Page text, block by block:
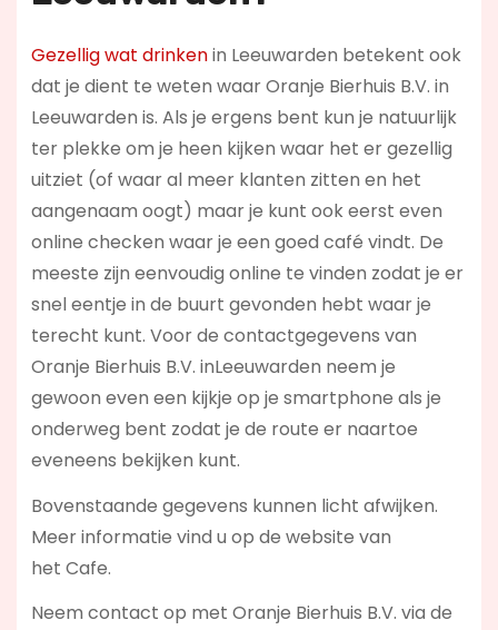
Gezellig wat drinkenin Leeuwarden betekent ook
dat je dient te weten waar Oranje Bierhuis B.V. in
Leeuwarden is. Als je ergens bent kun je natuurlijk
ter plekke om je heen kijken waar het er gezellig
uitziet (of waar al meer klanten zitten en het
aangenaam oogt) maar je kunt ook eerst even
online checken waar je een goed café vindt. De
meeste zijn eenvoudig online te vinden zodat je er
snel eentje in de buurt gevonden hebt waar je
terecht kunt. Voor de contactgegevens van
Oranje Bierhuis B.V. inLeeuwarden neem je
gewoon even een kijkje op je smartphone als je
onderweg bent zodat je de route er naartoe
eveneens bekijken kunt.
Bovenstaande gegevens kunnen licht afwijken.
Meer informatie vind u op de website van
het Cafe.
Neem contact op met Oranje Bierhuis B.V. via de